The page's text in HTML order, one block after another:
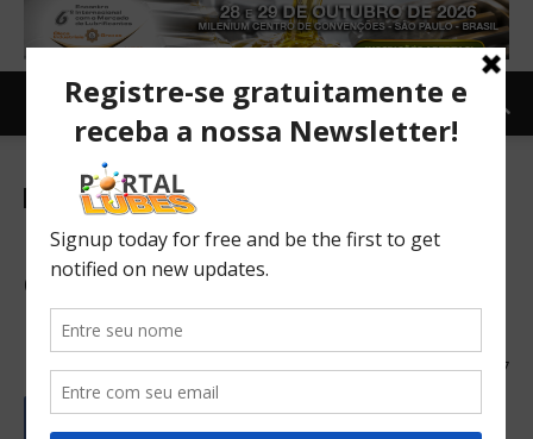
Tecnologia TOPNEWS
Inteligência Artificial de
empresas está confusa na
pandemia
14/05/2020 417